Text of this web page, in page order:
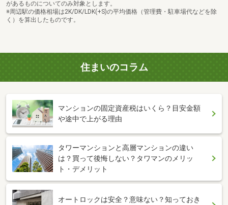
があるものについてのみ対象とします。
※周辺駅の価格相場は2K/DK/LDK(+S)の平均価格（管理費・駐車場代などを除
く）を算出したものです。
住まいのコラム
マンションの固定資産税はいくら？目安金額
や途中で上がる理由
タワーマンションと高層マンションの違い
は？買って後悔しない？タワマンのメリッ
ト・デメリット
オートロックは安全？意味ない？知っておき